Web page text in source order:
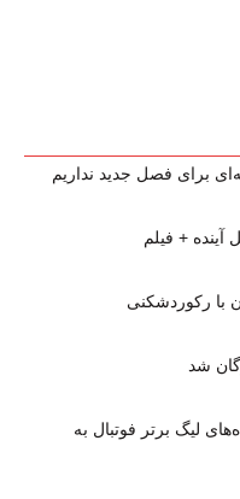
برای فصل جدید نداریم
+ فیلم
با رکوردشکنی
شد
لیگ برتر فوتبال به